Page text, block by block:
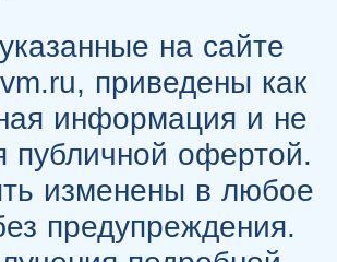
на сайте
приведены как
информация и не
публичной офертой.
изменены в любое
предупреждения.